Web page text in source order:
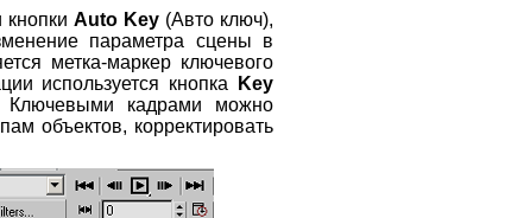
Auto Key(Авто ключ),
параметра сцены в
метка-маркер ключевого
используется кнопка
Key
Ключевыми кадрами можно
объектов, корректировать